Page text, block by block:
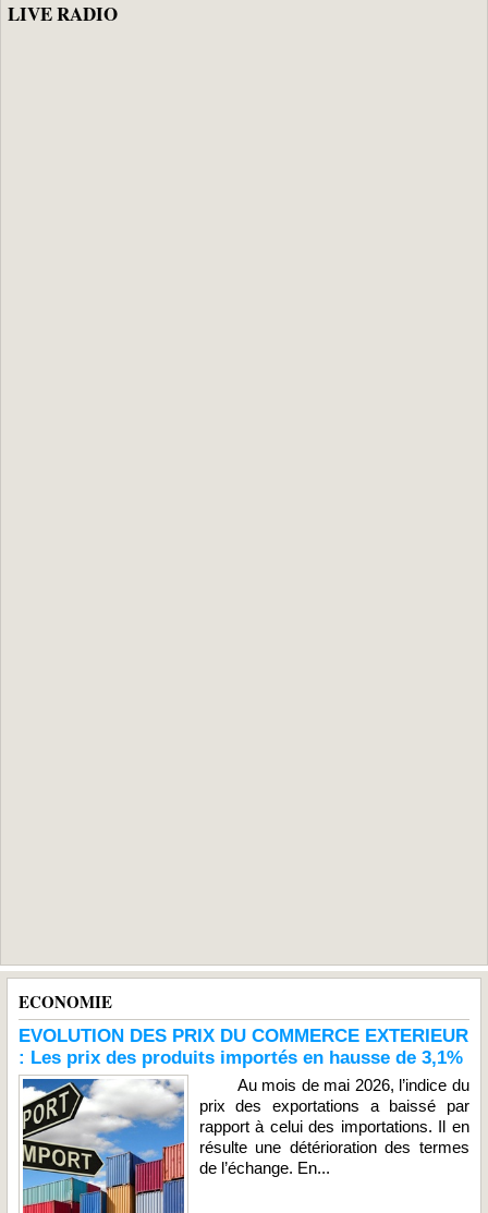
LIVE RADIO
ECONOMIE
EVOLUTION DES PRIX DU COMMERCE EXTERIEUR
: Les prix des produits importés en hausse de 3,1%
Au mois de mai 2026, l’indice du
prix des exportations a baissé par
rapport à celui des importations. Il en
résulte une détérioration des termes
de l’échange. En...